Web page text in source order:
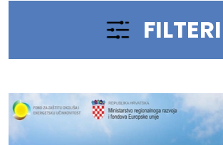
FILTERI